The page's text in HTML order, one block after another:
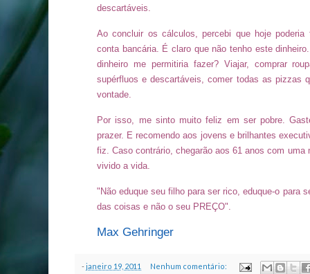
descartáveis.
Ao concluir os cálculos, percebi que hoje
conta bancária. É claro que não tenho este
dinheiro me permitiria fazer? Viajar, comprar
supérfluos e descartáveis, comer todas as pizzas
vontade.
Por isso, me sinto muito feliz em ser pobre.
prazer. E recomendo aos jovens e brilhantes
fiz. Caso contrário, chegarão aos 61 anos com uma
vivido a vida.
"Não eduque seu filho para ser rico, eduque-o para
das coisas e não o seu PREÇO".
Max Gehringer
-janeiro 19, 2011 Nenhum comentário: